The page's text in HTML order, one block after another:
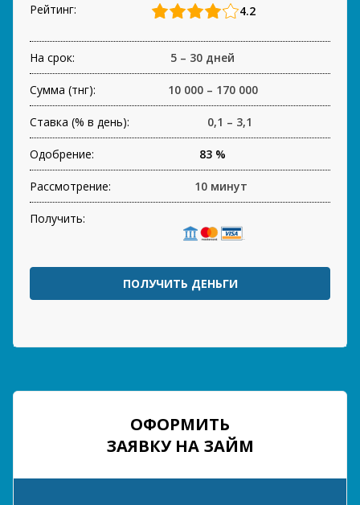
Рейтинг: 4.2
На срок: 5 – 30 дней
Сумма (тнг): 10 000 – 170 000
Ставка (% в день): 0,1 – 3,1
Одобрение: 83 %
Рассмотрение: 10 минут
Получить:
ПОЛУЧИТЬ ДЕНЬГИ
ОФОРМИТЬ
ЗАЯВКУ НА ЗАЙМ